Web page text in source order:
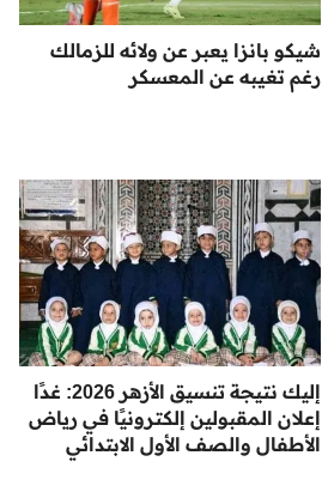
شيكو بانزا يعبر عن ولائه للزمالك
رغم تغيبه عن المعسكر
إليك نتيجة تنسيق الأزهر 2026: غدًا
إعلان المقبولين إلكترونيًا في رياض
الأطفال والصف الأول الابتدائي